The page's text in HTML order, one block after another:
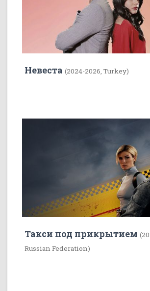
Невеста (2024-2026, Turkey)
Такси под прикрытием
Russian Federation)